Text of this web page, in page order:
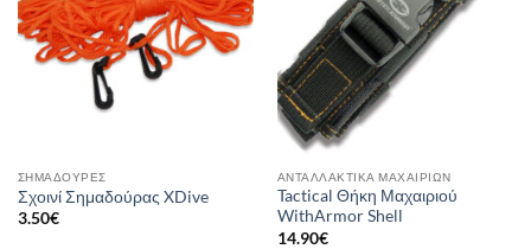
ΣΗΜΑΔΟΎΡΕΣ
Σχοινί Σημαδούρας XDive
3.50€
ΑΝΤΑΛΛΑΚΤΙΚΆ ΜΑΧΑΙΡΙΏΝ
Tactical Θήκη Μαχαιριού
WithArmor Shell
14.90€